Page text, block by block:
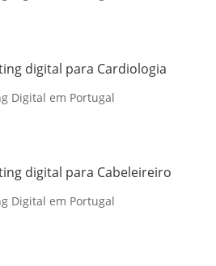
digital para Cardiologia
Digital em Portugal
digital para Cabeleireiro
Digital em Portugal